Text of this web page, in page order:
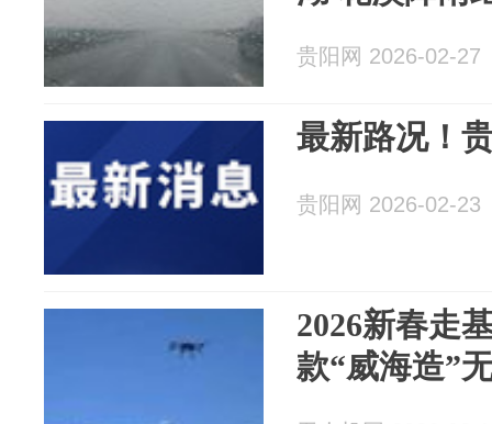
贵阳网 2026-02-27
最新路况！
贵阳网 2026-02-23
2026新春走
款“威海造”